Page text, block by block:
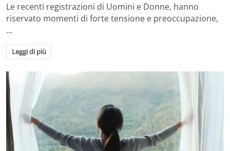
Le recenti registrazioni di Uomini e Donne, hanno
riservato momenti di forte tensione e preoccupazione,
…
Leggi di più